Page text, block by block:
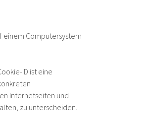
einem Computersystem
ID ist eine
Internetseiten und
zu unterscheiden.